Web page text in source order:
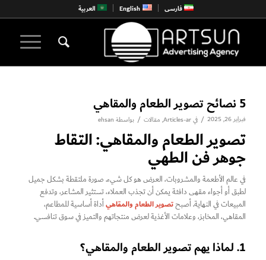
فارسی English العربية
5 نصائح تصوير الطعام والمقاهي
فبراير 26, 2025 / فيArticles-ar
, مقالات / بواسطة ehsan
تصوير الطعام والمقاهي: التقاط
جوهر فن الطهي
في عالم الأطعمة والمشروبات، العرض هو كل شيء. صورة ملتقطة بشكل جميل
لطبق أو أجواء مقهى دافئة يمكن أن تجذب العملاء، تستثير المشاعر، وتدفع
المبيعات في النهاية. أصبحتصوير الطعام والمقاهيأداة أساسية للمطاعم،
المقاهي، المخابز، وعلامات الأغذية لعرض منتجاتهم والتميز في سوق تنافسي.
1. لماذا يهم تصوير الطعام والمقاهي؟